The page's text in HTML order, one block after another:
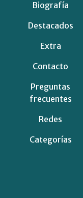
Biografía
Destacados
Extra
Contacto
Preguntas
frecuentes
Redes
Categorías